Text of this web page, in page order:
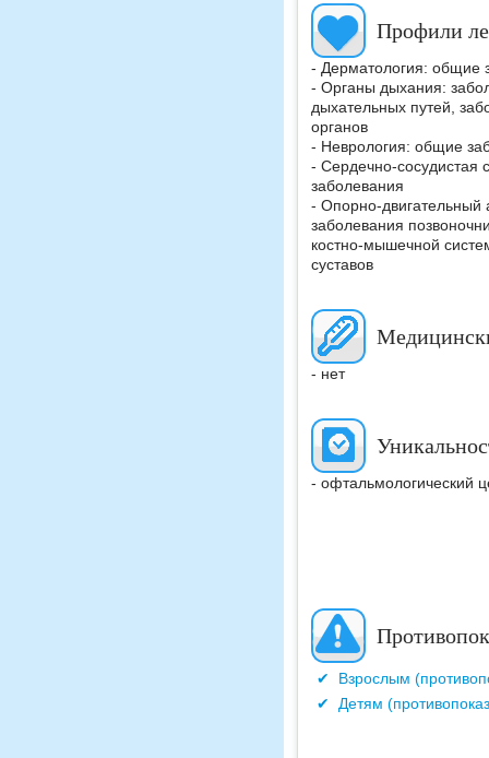
Профили
- Дерматология: общие
- Органы дыхания:
дыхательных путей,
органов
- Неврология: общие
- Сердечно-сосудистая
заболевания
- Опорно-двигательный
заболевания
костно-мышечной
суставов
- нет
- офтальмологический
Взрослым
Детям